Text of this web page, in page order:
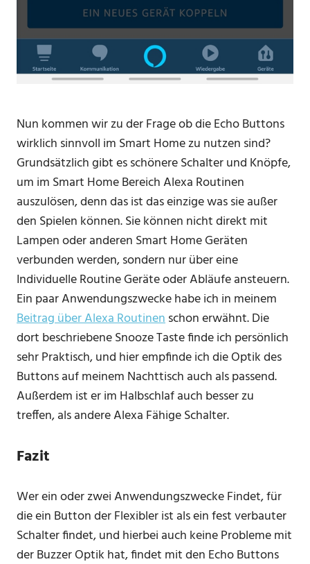
Nun kommen wir zu der Frage ob die Echo Buttons
wirklich sinnvoll im Smart Home zu nutzen sind?
Grundsätzlich gibt es schönere Schalter und Knöpfe,
um im Smart Home Bereich Alexa Routinen
auszulösen, denn das ist das einzige was sie außer
den Spielen können. Sie können nicht direkt mit
Lampen oder anderen Smart Home Geräten
verbunden werden, sondern nur über eine
Individuelle Routine Geräte oder Abläufe ansteuern.
Ein paar Anwendungszwecke habe ich in meinem
Beitrag über Alexa Routinenschon erwähnt. Die
dort beschriebene Snooze Taste finde ich persönlich
sehr Praktisch, und hier empfinde ich die Optik des
Buttons auf meinem Nachttisch auch als passend.
Außerdem ist er im Halbschlaf auch besser zu
treffen, als andere Alexa Fähige Schalter.
Fazit
Wer ein oder zwei Anwendungszwecke Findet, für
die ein Button der Flexibler ist als ein fest verbauter
Schalter findet, und hierbei auch keine Probleme mit
der Buzzer Optik hat, findet mit den Echo Buttons